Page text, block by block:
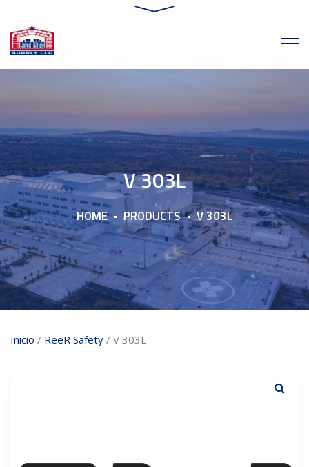
V 303L
HOME PRODUCTS V 303L
Inicio / ReeR Safety / V 303L